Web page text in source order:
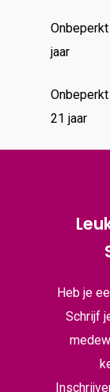
jaar €
21 jaar
Heb je
Schrijf